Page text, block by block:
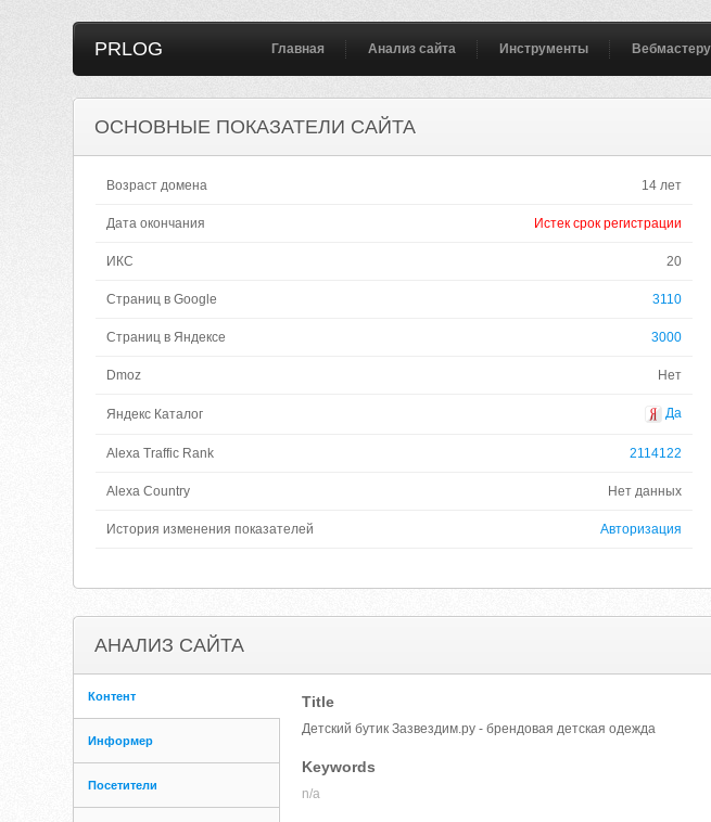
PRLOG Главная Анализ сайта Инструменты Вебмастеру
ОСНОВНЫЕ ПОКАЗАТЕЛИ САЙТА
Возраст домена 14 лет
Дата окончания Истек срок регистрации
ИКС 20
Страниц в Google 3110
Страниц в Яндексе 3000
Dmoz Нет
Яндекс Каталог Да
Alexa Traffic Rank 2114122
Alexa Country Нет данных
История изменения показателей Авторизация
АНАЛИЗ САЙТА
Контент
Информер
Посетители
Title
Детский бутик Зазвездим.ру - брендовая детская одежда
Keywords
n/a